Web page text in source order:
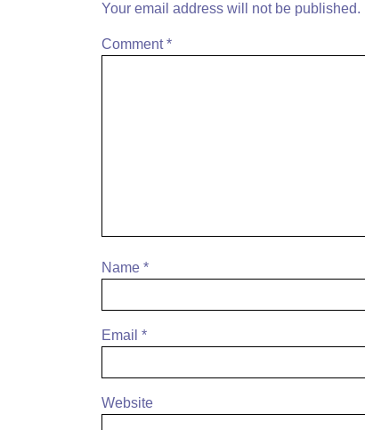
Your email address will not be published.
Comment*
Name *
Email *
Website